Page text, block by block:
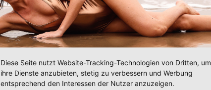
Diese Seite nutzt Website-Tracking-Technologien von Dritten, um
ihre Dienste anzubieten, stetig zu verbessern und Werbung
entsprechend den Interessen der Nutzer anzuzeigen.